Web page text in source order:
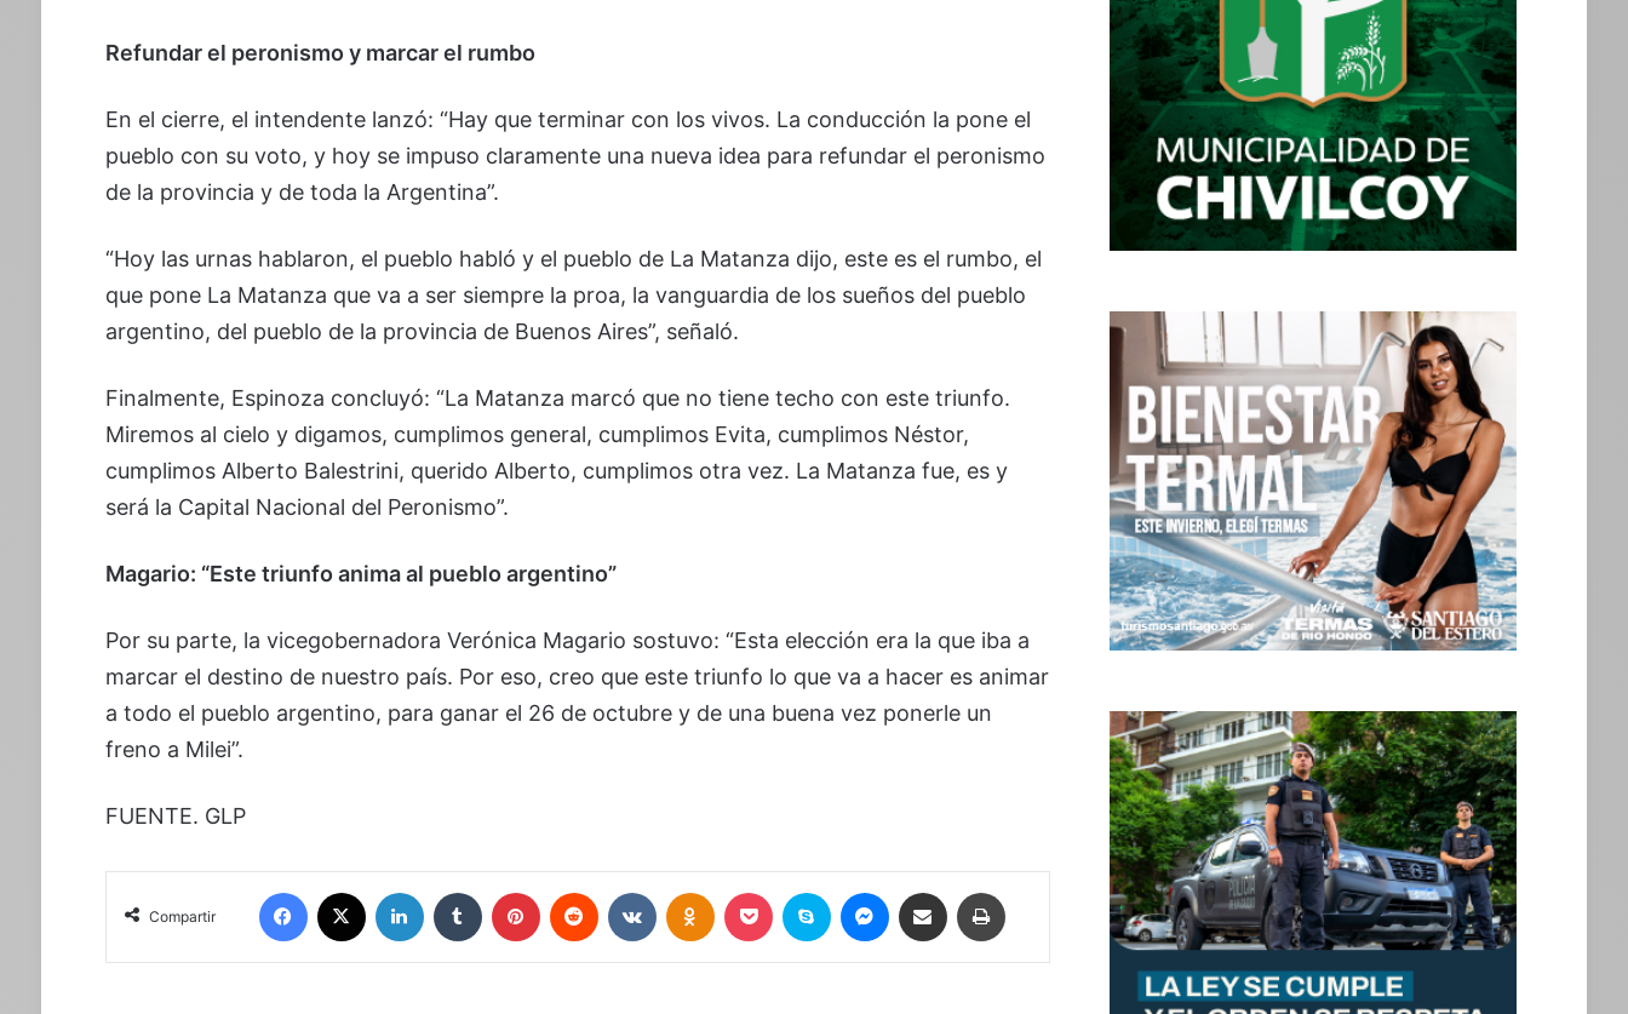
Refundar el peronismo y marcar el rumbo
En el cierre, el intendente lanzó: “Hay que terminar con los vivos. La conducción la pone el
pueblo con su voto, y hoy se impuso claramente una nueva idea para refundar el peronismo
de la provincia y de toda la Argentina”.
“Hoy las urnas hablaron, el pueblo habló y el pueblo de La Matanza dijo, este es el rumbo, el
que pone La Matanza que va a ser siempre la proa, la vanguardia de los sueños del pueblo
argentino, del pueblo de la provincia de Buenos Aires”, señaló.
Finalmente, Espinoza concluyó: “La Matanza marcó que no tiene techo con este triunfo.
Miremos al cielo y digamos, cumplimos general, cumplimos Evita, cumplimos Néstor,
cumplimos Alberto Balestrini, querido Alberto, cumplimos otra vez. La Matanza fue, es y
será la Capital Nacional del Peronismo”.
Magario: “Este triunfo anima al pueblo argentino”
Por su parte, la vicegobernadora Verónica Magario sostuvo: “Esta elección era la que iba a
marcar el destino de nuestro país. Por eso, creo que este triunfo lo que va a hacer es animar
a todo el pueblo argentino, para ganar el 26 de octubre y de una buena vez ponerle un
freno a Milei”.
FUENTE. GLP
Compartir
Facebook LinkedIn Tumblr Pinterest Reddit VKontakteOdnoklassniki
Pocket Skype MessengerCompartir por correo electrónico